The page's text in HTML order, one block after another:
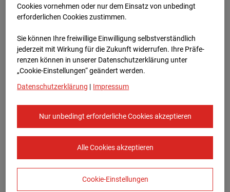
Zur Übersicht
Europe/Berlin
Cookies vornehmen oder nur dem Einsatz von unbedingt
erforderlichen Cookies zustimmen.
Sie können Ihre freiwillige Einwilligung selbstverständlich
jederzeit mit Wirkung für die Zukunft widerrufen. Ihre Prä­fe­
renzen können in unserer Datenschutzerklärung unter
„Cookie-Einstellungen“ geändert werden.
Datenschutzerklärung | Impressum
Nur unbedingt erforderliche Cookies akzeptieren
Alle Cookies akzeptieren
Cookie-Einstellungen